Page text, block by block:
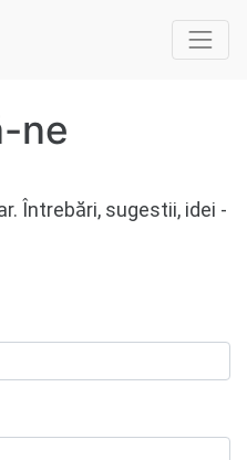
ne
Întrebări, sugestii, idei -